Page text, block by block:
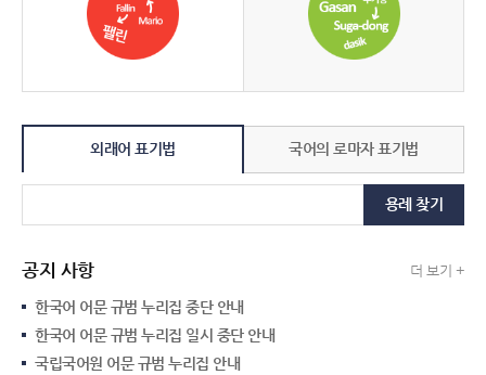
외래어 표기법 국어의 로마자 표기법
용례 찾기
공지 사항 더 보기 +
한국어 어문 규범 누리집 중단 안내
한국어 어문 규범 누리집 일시 중단 안내
국립국어원 어문 규범 누리집 안내